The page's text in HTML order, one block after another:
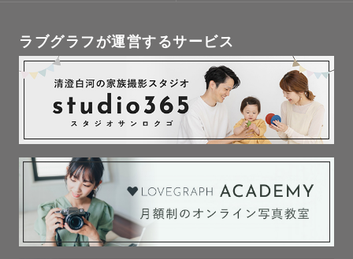
❏ ニューボーン🍼
ナチュラルニューボーン
アートニューボーン認定カメラマンです。
産後間も無く寝不足で
育児が大変な時期だからこそ
生まれたての小さい可愛い姿を
ラブグラフが運営するサービス